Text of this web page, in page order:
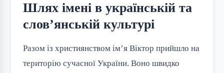
Шлях імені в українській та
слов’янській культурі
Разом із християнством ім’я Віктор прийшло на
територію сучасної України. Воно швидко